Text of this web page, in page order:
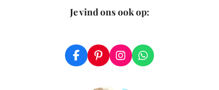
Je vind ons ook op:
F
a
P
i
I
n
W
h